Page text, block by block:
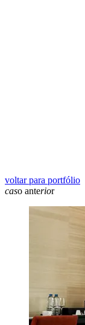
voltar para portfólio
caso anterior